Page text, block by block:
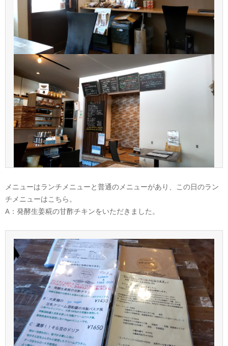
メニューはランチメニューと普通のメニューがあり、この日のラン
チメニューはこちら。
A：発酵生姜糀の甘酢チキンをいただきました。